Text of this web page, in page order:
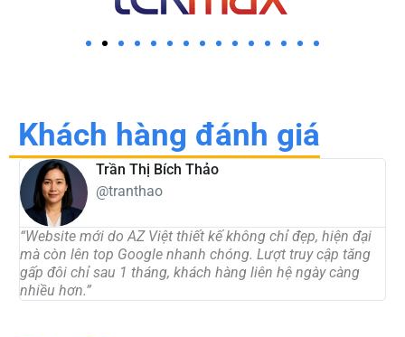
Khách hàng đánh giá
Trần Thị Bích Thảo
@tranthao
“Website mới do AZ Việt thiết kế không chỉ đẹp, hiện đại
mà còn lên top Google nhanh chóng. Lượt truy cập tăng
gấp đôi chỉ sau 1 tháng, khách hàng liên hệ ngày càng
nhiều hơn.”